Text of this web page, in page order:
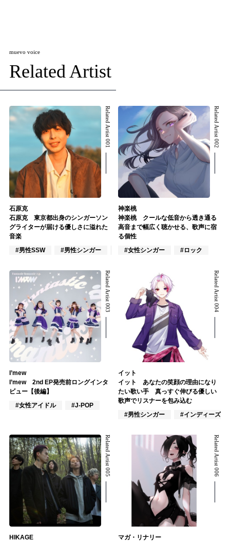
muevo voice
Related Artist
Related Artist 001
石原克
石原克 東京都出身のシンガーソン
グライターが届ける優しさに溢れた
音楽
#男性SSW
#男性シンガー #インディーズ
Related Artist 002
神楽桃
神楽桃 クールな低音から透き通る
高音まで幅広く聴かせる、歌声に宿
る個性
#女性シンガー
#ロック
Related Artist 003
I’mew
I’mew 2nd EP発売前ロングインタ
ビュー【後編】
#女性アイドル
#J-POP
Related Artist 004
イット
イット あなたの笑顔の理由になり
たい歌い手 真っすぐ伸びる優しい
歌声でリスナーを包み込む
#男性シンガー
#インディーズ
Related Artist 005
HIKAGE
Related Artist 006
マガ・リナリー